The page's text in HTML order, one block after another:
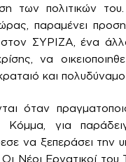
των πολιτικών
παραμένει
ΣΥΡΙΖΑ, ένα
να
και πολυδύναμο
όταν
για
να ξεπεράσει την
Νέοι Εργατικοί